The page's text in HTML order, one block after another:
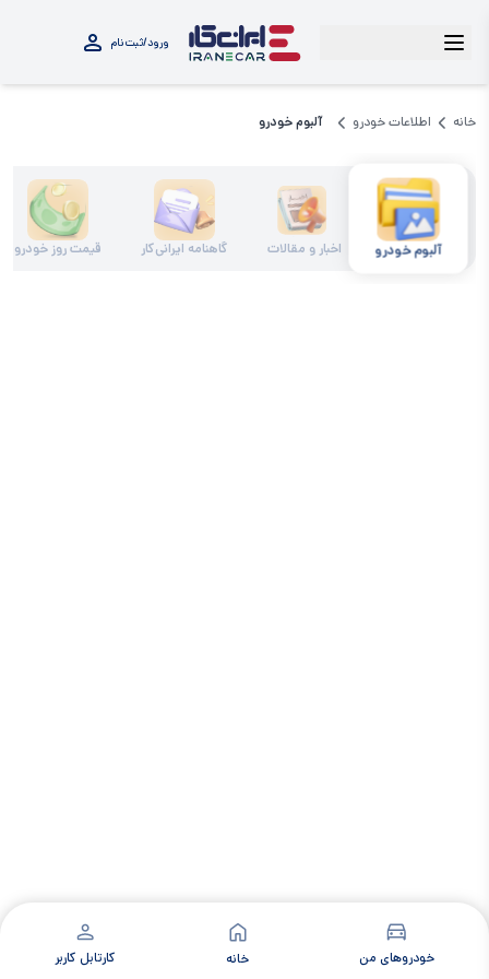
ورود/ثبت‌نام
خانه اطلاعات خودرو آلبوم خودرو
آلبوم خودرو اخبار و مقالات گاهنامه ایرانی‌کار قیمت روز خودرو
خودروهای من خانه کارتابل کاربر